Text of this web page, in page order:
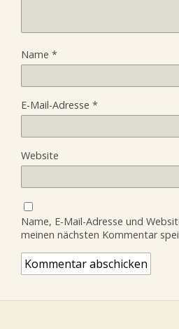
Name *
E-Mail-Adresse *
Website
Name, E-Mail-Adresse und
meinen nächsten Kommentar